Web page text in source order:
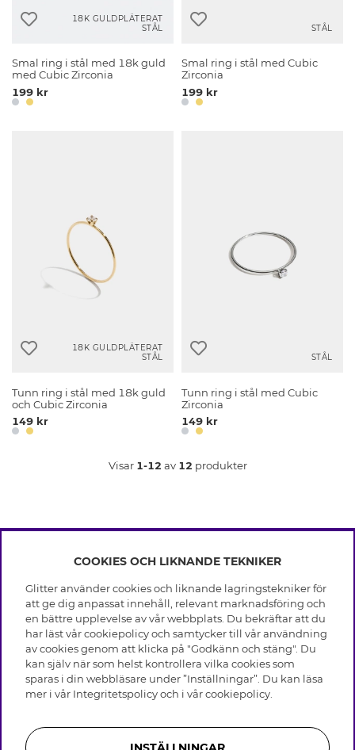
18K GULDPLÄTERAT
STÅL
Smal ring i stål med 18k guld
med Cubic Zirconia
199 kr
STÅL
Smal ring i stål med Cubic
Zirconia
199 kr
18K GULDPLÄTERAT
STÅL
Tunn ring i stål med 18k guld
och Cubic Zirconia
149 kr
STÅL
Tunn ring i stål med Cubic
Zirconia
149 kr
Visar 1-12 av 12 produkter
INFO
Leverans
Villkor
Integritetspolicy
Cookies
Medlemsvillkor
Jobba hos Glitter
Återkallelse
OM GLITTER
Black Friday
Våra butiker
Varumärken
Företagshistoria
Visselblåsning
Press & Samarbeten
HJÄLP
Vanliga frågor
Kundservice
Bli medlem
COOKIES OCH LIKNANDE TEKNIKER
Glitter använder cookies och liknande lagringstekniker för
att ge dig anpassat innehåll, relevant marknadsföring och
en bättre upplevelse av vår webbplats. Du bekräftar att du
har läst vår cookiepolicy och samtycker till vår användning
av cookies genom att klicka på "Godkänn och stäng". Du
kan själv när som helst kontrollera vilka cookies som
sparas i din webbläsare under ”Inställningar”. Du kan läsa
mer i vår Integritetspolicyoch i vårcookiepolicy